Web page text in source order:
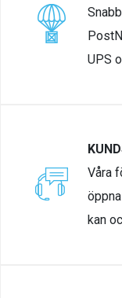
UPS
Våra
kan